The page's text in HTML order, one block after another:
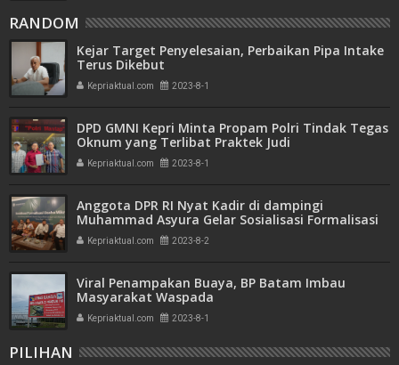
RANDOM
Kejar Target Penyelesaian, Perbaikan Pipa Intake
Terus Dikebut
Kepriaktual.com 2023-8-1
DPD GMNI Kepri Minta Propam Polri Tindak Tegas
Oknum yang Terlibat Praktek Judi
Kepriaktual.com 2023-8-1
Anggota DPR RI Nyat Kadir di dampingi
Muhammad Asyura Gelar Sosialisasi Formalisasi
UMKM di Kundur
Kepriaktual.com 2023-8-2
Viral Penampakan Buaya, BP Batam Imbau
Masyarakat Waspada
Kepriaktual.com 2023-8-1
PILIHAN